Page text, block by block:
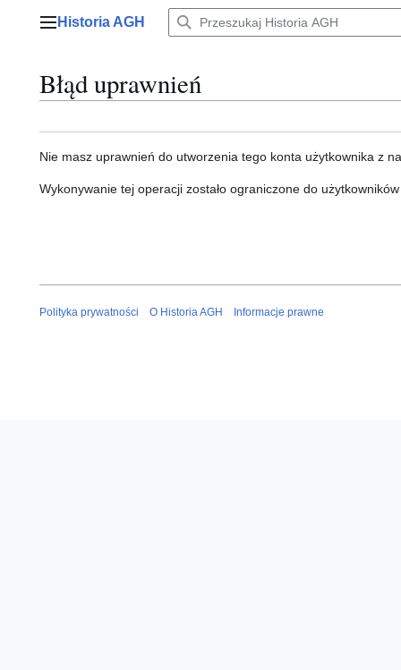
Menu główne
Historia AGH
Błąd uprawnień
Nie masz uprawnień do utworzenia tego konta użytkownika z
Wykonywanie tej operacji zostało ograniczone do
Polityka prywatności O Historia AGH Informacje prawne